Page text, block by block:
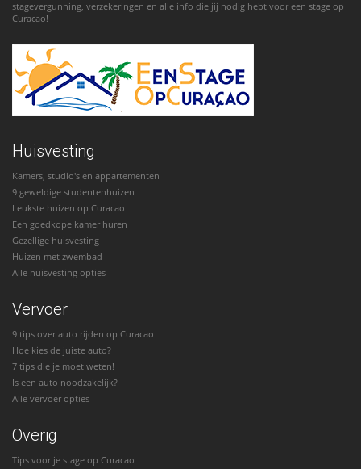
stagevergunning, verzekeringen en alle info die jij nodig hebt voor een stage op
Curacao!
Huisvesting
Kamers, studio's en appartementen
9 geweldige studentenhuizen
Leukste huizen op Curacao
Een goedkope kamer huren
Gezellige huisvesting
Huizen met zwembad
Alle huisvesting opties
Vervoer
9 tips over auto rijden op Curacao
Hoe kies de juiste auto?
7 tips die je moet weten!
Is een auto noodzakelijk?
Alle vervoer opties
Overig
Tips voor je stage op Curacao